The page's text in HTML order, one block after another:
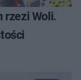
rzezi Woli.